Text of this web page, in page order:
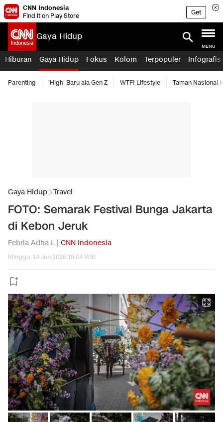
CNN Indonesia
Find it on Play Store
Get
Gaya Hidup
MENU
Hiburan Gaya Hidup Fokus Kolom Terpopuler Infografis
Parenting 'High' Baru ala Gen Z WTF! Lifestyle Taman Nasional
Gaya Hidup Travel
FOTO: Semarak Festival Bunga Jakarta
di Kebon Jeruk
Febria Adha L | CNN Indonesia
Minggu, 14 Jun 2026 19:04 WIB